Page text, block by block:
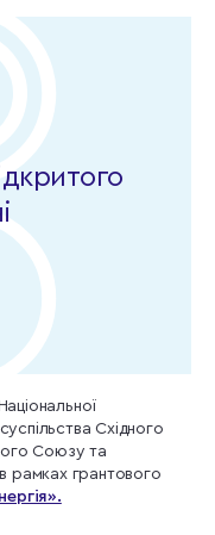
Східного
Союзу та
рамках грантового